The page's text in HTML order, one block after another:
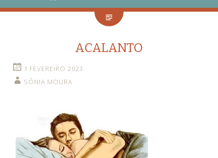
ACALANTO
1 FEVEREIRO 2023
SÔNIA MOURA